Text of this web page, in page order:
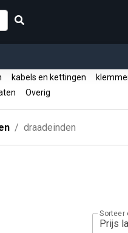
kabels en kettingen
Overig
draadeinden
Sorteer